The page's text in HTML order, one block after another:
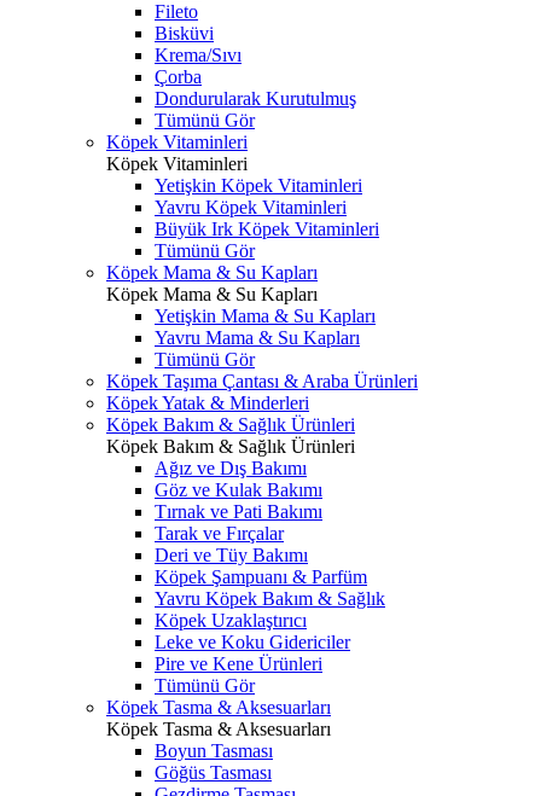
Fileto
Bisküvi
Krema/Sıvı
Çorba
Dondurularak Kurutulmuş
Tümünü Gör
Köpek Vitaminleri
Köpek Vitaminleri
Yetişkin Köpek Vitaminleri
Yavru Köpek Vitaminleri
Büyük Irk Köpek Vitaminleri
Tümünü Gör
Köpek Mama & Su Kapları
Köpek Mama & Su Kapları
Yetişkin Mama & Su Kapları
Yavru Mama & Su Kapları
Tümünü Gör
Köpek Taşıma Çantası & Araba Ürünleri
Köpek Yatak & Minderleri
Köpek Bakım & Sağlık Ürünleri
Köpek Bakım & Sağlık Ürünleri
Ağız ve Dış Bakımı
Göz ve Kulak Bakımı
Tırnak ve Pati Bakımı
Tarak ve Fırçalar
Deri ve Tüy Bakımı
Köpek Şampuanı & Parfüm
Yavru Köpek Bakım & Sağlık
Köpek Uzaklaştırıcı
Leke ve Koku Gidericiler
Pire ve Kene Ürünleri
Tümünü Gör
Köpek Tasma & Aksesuarları
Köpek Tasma & Aksesuarları
Boyun Tasması
Göğüs Tasması